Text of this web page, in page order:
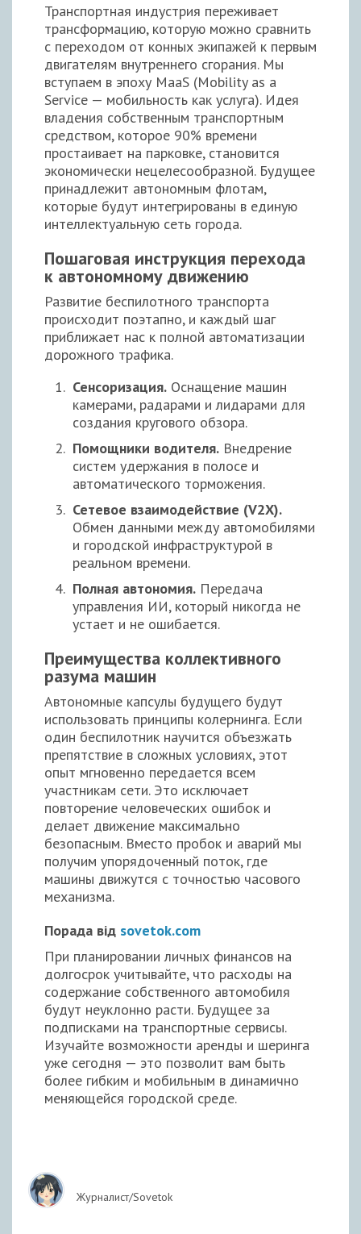
Транспортная индустрия переживает
трансформацию, которую можно сравнить
с переходом от конных экипажей к первым
двигателям внутреннего сгорания. Мы
вступаем в эпоху MaaS (Mobility as a
Service — мобильность как услуга). Идея
владения собственным транспортным
средством, которое 90% времени
простаивает на парковке, становится
экономически нецелесообразной. Будущее
принадлежит автономным флотам,
которые будут интегрированы в единую
интеллектуальную сеть города.
Пошаговая инструкция перехода
к автономному движению
Развитие беспилотного транспорта
происходит поэтапно, и каждый шаг
приближает нас к полной автоматизации
дорожного трафика.
Сенсоризация. Оснащение машин
камерами, радарами и лидарами для
создания кругового обзора.
Помощники водителя. Внедрение
систем удержания в полосе и
автоматического торможения.
Сетевое взаимодействие (V2X).
Обмен данными между автомобилями
и городской инфраструктурой в
реальном времени.
Полная автономия. Передача
управления ИИ, который никогда не
устает и не ошибается.
Преимущества коллективного
разума машин
Автономные капсулы будущего будут
использовать принципы колернинга. Если
один беспилотник научится объезжать
препятствие в сложных условиях, этот
опыт мгновенно передается всем
участникам сети. Это исключает
повторение человеческих ошибок и
делает движение максимально
безопасным. Вместо пробок и аварий мы
получим упорядоченный поток, где
машины движутся с точностью часового
механизма.
Порада від sovetok.com
При планировании личных финансов на
долгосрок учитывайте, что расходы на
содержание собственного автомобиля
будут неуклонно расти. Будущее за
подписками на транспортные сервисы.
Изучайте возможности аренды и шеринга
уже сегодня — это позволит вам быть
более гибким и мобильным в динамично
меняющейся городской среде.
Журналист/Sovetok